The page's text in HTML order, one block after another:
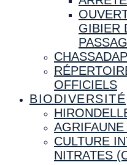
GIBIER
OFFICIELS
BIODIVERSITÉ
CULTURE
NITRATES